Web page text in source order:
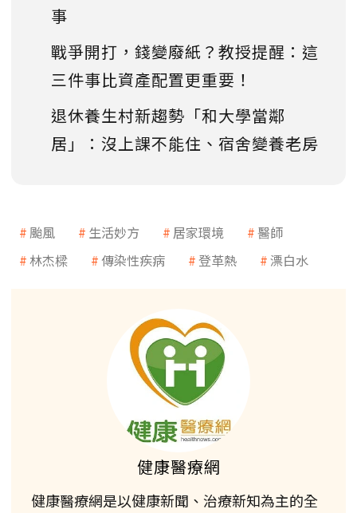
事
戰爭開打，錢變廢紙？教授提醒：這
三件事比資產配置更重要！
退休養生村新趨勢「和大學當鄰
居」：沒上課不能住、宿舍變養老房
颱風 生活妙方 居家環境
醫師
林杰樑
傳染性疾病 登革熱 漂白水
健康醫療網
健康醫療網是以健康新聞、治療新知為主的全